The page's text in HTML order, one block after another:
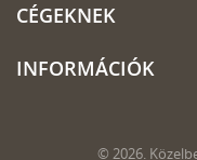
CÉGEKNEK
INFORMÁCIÓK
© 2026.